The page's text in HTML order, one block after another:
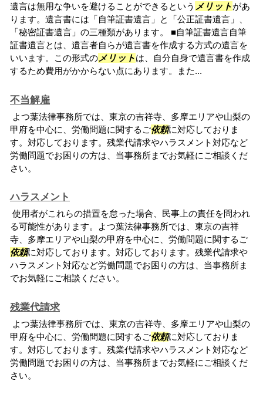
遺言は無用な争いを避けることができるという メリットがあ
ります。遺言書には「自筆証書遺言」と「公正証書遺言」、
「秘密証書遺言」の三種類があります。 ■自筆証書遺言自筆
証書遺言とは、遺言者自らが遺言書を作成する方式の遺言を
いいます。この形式のメリットは、自分自身で遺言書を作成
するため費用がかからない点にあります。また...
不当解雇
よつ葉法律事務所では、東京の吉祥寺、多摩エリアや山梨の
甲府を中心に、労働問題に関するご依頼に対応しておりま
す。対応しております。残業代請求やハラスメント対応など
労働問題でお困りの方は、当事務所までお気軽にご相談くだ
さい。
ハラスメント
使用者がこれらの措置を怠った場合、民事上の責任を問われ
る可能性があります。よつ葉法律事務所では、東京の吉祥
寺、多摩エリアや山梨の甲府を中心に、労働問題に関するご
依頼に対応しております。対応しております。残業代請求や
ハラスメント対応など労働問題でお困りの方は、当事務所ま
でお気軽にご相談ください。
残業代請求
よつ葉法律事務所では、東京の吉祥寺、多摩エリアや山梨の
甲府を中心に、労働問題に関するご依頼に対応しておりま
す。対応しております。残業代請求やハラスメント対応など
労働問題でお困りの方は、当事務所までお気軽にご相談くだ
さい。